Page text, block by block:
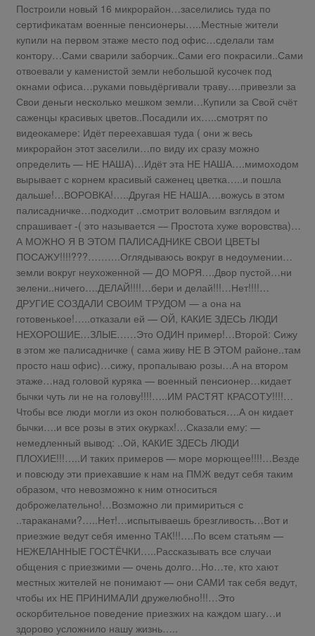
Построили новый 16 микрорайон…заселились туда по
сертификатам военные пенсионеры…..Местные жители
купили на первом этаже место под офис…сделали там
контору…Сами сварили заборчик..Сами его покрасили..Сами
отвоевали у каменистой земли небольшой кусочек под
окнами офиса…руками повыдёргивали траву….привезли за
Свои деньги несколько мешком земли…Купили за Свой счёт
саженцы красивых цветов..Посадили их…..смотрят по
видеокамере: Идёт переехавшая туда ( они ж весь
микрорайон этот заселили…по виду их сразу можно
определить — НЕ НАША)…Идёт эта НЕ НАША….мимоходом
вырывает с корнем красивый саженец цветка…..и пошла
дальше!…ВОРОВКА!…..Другая НЕ НАША….вожусь в этом
палисадничке…подходит ..смотрит воловьим взглядом и
спрашивает -( это называется — Простота хуже воровства)…
А МОЖНО Я В ЭТОМ ПАЛИСАДНИКЕ СВОИ ЦВЕТЫ
ПОСАЖУ!!!!???……….Оглядываюсь вокруг в недоумении…
земли вокруг неухоженной — ДО МОРЯ….Двор пустой…ни
зелени..ничего….ДЕЛАЙ!!!!…бери и делай!!!…Нет!!!!…
ДРУГИЕ СОЗДАЛИ СВОИМ ТРУДОМ — а она на
готовенькое!…..отказали ей — ОЙ, КАКИЕ ЗДЕСЬ ЛЮДИ
НЕХОРОШИЕ…ЗЛЫЕ……Это ОДИН пример!…Второй: Сижу
в этом же палисадничке ( сама живу НЕ В ЭТОМ районе..там
просто наш офис)…сижу, пропалываю розы…А на втором
этаже…над головой куряка — военный пенсионер…кидает
бычки чуть ли не на голову!!!!…..ИМ РАСТЯТ КРАСОТУ!!!!…
Чтобы все люди могли из окон полюбоваться….А он кидает
бычки….и все розы в этих окурках!…Сказали ему: —
немедленный вывод: ..Ой, КАКИЕ ЗДЕСЬ ЛЮДИ
ПЛОХИЕ!!!…..И таких примеров — море морющее!!!!…Везде
и повсюду эти приехавшие к нам на ПМЖ ведут себя таким
образом, что невозможно к ним относиться
доброжелательно!…Возможно ли примириться с
..тараканами?…..Нет!…испытываешь брезгливость…Вот и
приезжие ведут себя именно ТАК!!!….По всем статьям —
НЕЖЕЛАННЫЕ ГОСТЁЧКИ…..Рассказывать все случаи
общения с приезжими — очень долго…Но…те, кто хают
местных жителей не понимают — они САМИ так себя ведут,
чтобы их НЕ ПРИНИМАЛИ дружелюбно!!!…Это
оскорбительное поведение приезжих на каждом шагу…и
здорово усложнило нашу жизнь…..